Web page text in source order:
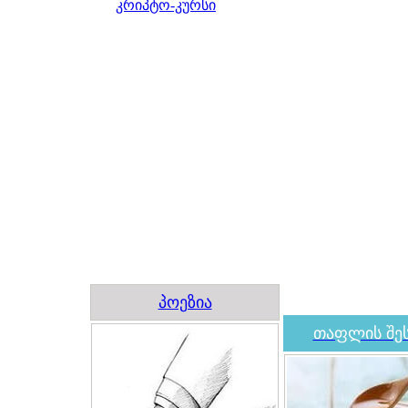
კრიპტო-კურსი
პოეზია
თაფლის